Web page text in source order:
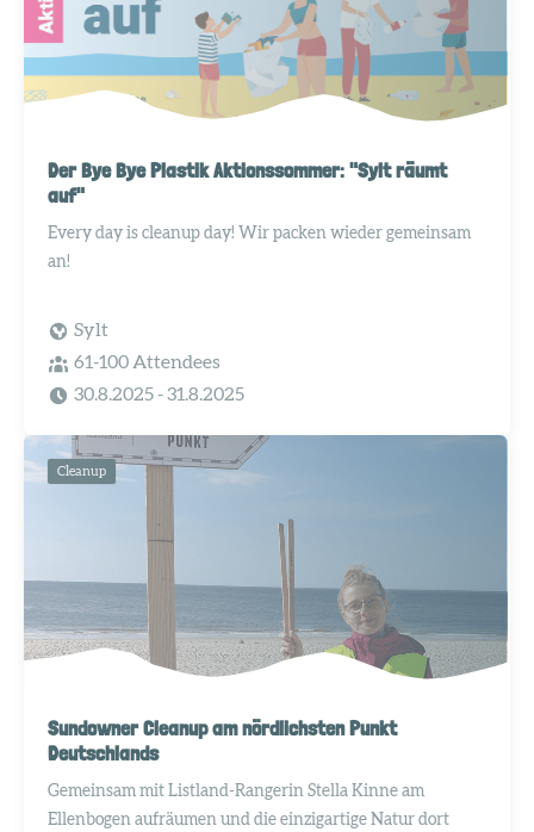
Der Bye Bye Plastik Aktionssommer: "Sylt räumt
auf"
Every day is cleanup day! Wir packen wieder gemeinsam
an!
Sylt
61-100 Attendees
30.8.2025- 31.8.2025
Cleanup
Sundowner Cleanup am nördlichsten Punkt
Deutschlands
Gemeinsam mit Listland-Rangerin Stella Kinne am
Ellenbogen aufräumen und die einzigartige Natur dort